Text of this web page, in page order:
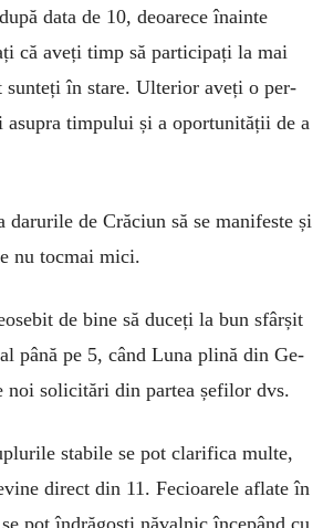
data de 10, deoarece înainte
că aveți timp să par­ticipați la mai
sunteți în stare. Ulte­rior aveți o per­
asupra timpului și a opor­tunității de a
darurile de Crăciun să se manifeste și
nu tocmai mici.
de bine să duceți la bun sfârșit
până pe 5, când Luna plină din Ge­
noi solicitări din partea șefilor dvs.
sta­bile se pot clarifica multe,
direct din 11. Fe­cioarele aflate în
pot îndrăgosti năvalnic începând cu